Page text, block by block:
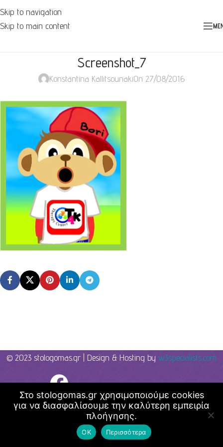
Skip to navigation
Skip to main content
Screenshot_7
Konstantina KallitsounakiOn 27/08/2016
© 2023 stologomas.gr | Design & Hosting by w3specialists.com
Στο stologomas.gr χρησιμοποιούμε cookies
για να διασφαλίσουμε την καλύτερη εμπειρία
πλοήγησης.
ΟΚ Περισσότερα